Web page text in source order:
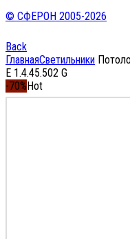
© СФЕРОН 2005-2026
Back
ГлавнаяСветильники
E 1.4.45.502 G
-70% Hot